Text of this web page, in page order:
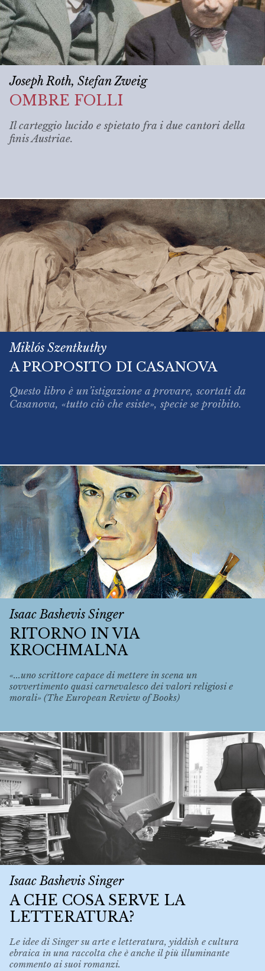
Joseph Roth, Stefan Zweig
OMBRE FOLLI
Il carteggio lucido e spietato fra i due cantori della
finis Austriae.
Miklós Szentkuthy
A PROPOSITO DI CASANOVA
Questo libro è un’istigazione a provare, scortati da
Casanova, «tutto ciò che esiste», specie se proibito.
Isaac Bashevis Singer
RITORNO IN VIA
KROCHMALNA
«...uno scrittore capace di mettere in scena un
sovvertimento quasi carnevalesco dei valori religiosi e
morali» (The European Review of Books)
Isaac Bashevis Singer
A CHE COSA SERVE LA
LETTERATURA?
Le idee di Singer su arte e letteratura, yiddish e cultura
ebraica in una raccolta che è anche il più illuminante
commento ai suoi romanzi.